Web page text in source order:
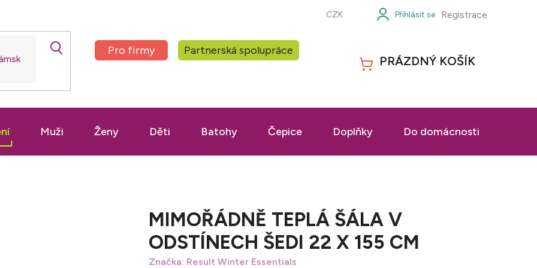
Pro firmy Partnerská spolupráce
CZK Registrace
NÁKUPNÍ
PRÁZDNÝ KOŠÍK
Muži Ženy Děti Batohy Čepice Doplňky Do domácnosti
MIMOŘÁDNĚ TEPLÁ ŠÁLA V
ODSTÍNECH ŠEDI 22 X 155 CM
Značka: Result Winter Essentials